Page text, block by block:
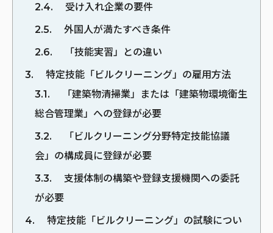
2.4
受け入れ企業の要件
2.5
外国人が満たすべき条件
2.6
「技能実習」との違い
3
特定技能「ビルクリーニング」の雇用方法
3.1
「建築物清掃業」または「建築物環境衛生
総合管理業」への登録が必要
3.2
「ビルクリーニング分野特定技能協議
会」の構成員に登録が必要
3.3
支援体制の構築や登録支援機関への委託
が必要
4
特定技能「ビルクリーニング」の試験につい